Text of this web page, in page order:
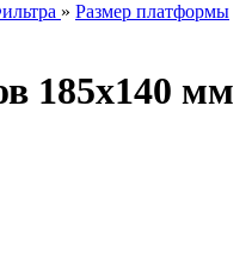
» Размер платформы
185х140 мм